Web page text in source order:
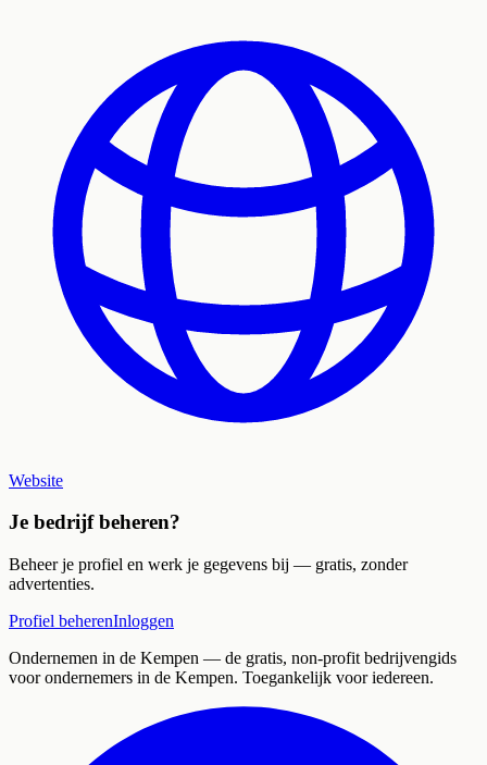
Website
Je bedrijf beheren?
Beheer je profiel en werk je gegevens bij — gratis, zonder
advertenties.
Profiel beherenInloggen
Ondernemen in de Kempen — de gratis, non-profit bedrijvengids
voor ondernemers in de Kempen. Toegankelijk voor iedereen.